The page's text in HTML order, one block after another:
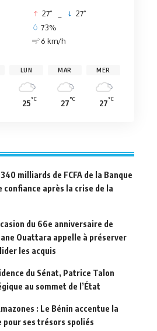
27° 27°
73%
6 km/h
LUN
25°C
MAR
27°C
MER
27°C
milliards de FCFA de la Banque
confiance après la crise de la
du 66e anniversaire de
Ouattara appelle à préserver
les acquis
du Sénat, Patrice Talon
au sommet de l’État
: Le Bénin accentue la
pour ses trésors spoliés